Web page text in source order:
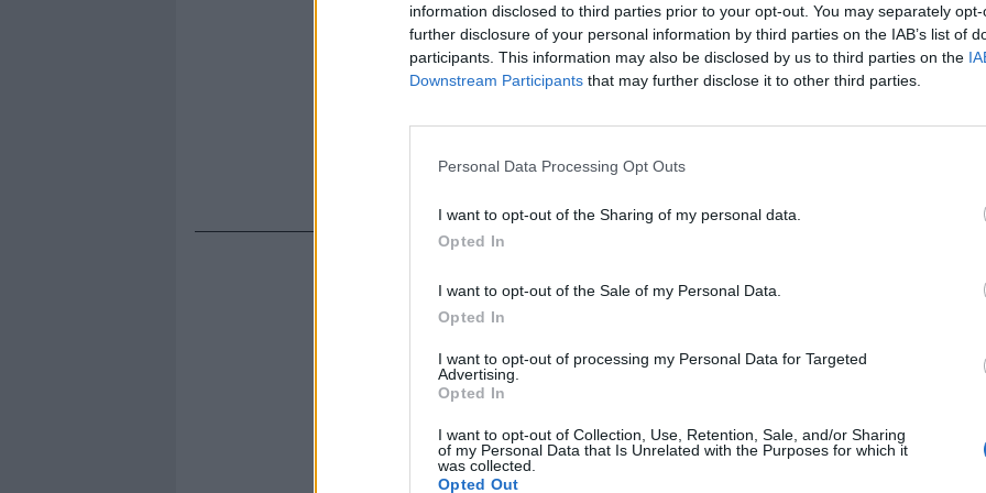
information disclosed to third parties prior to your opt-out. You may separately
further disclosure of your personal information by third parties on the IAB’s list of
participants. This information may also be disclosed by us to third parties on the
Downstream Participants that may further disclose it to other third parties.
Personal Data Processing Opt Outs
I want to opt-out of the Sharing of my personal data.
Opted In
I want to opt-out of the Sale of my Personal Data.
Opted In
I want to opt-out of processing my Personal Data for Targeted
Advertising.
Opted In
I want to opt-out of Collection, Use, Retention, Sale, and/or Sharing
of my Personal Data that Is Unrelated with the Purposes for which it
was collected.
Opted Out
Rudy Giuliani a Come States?
americana